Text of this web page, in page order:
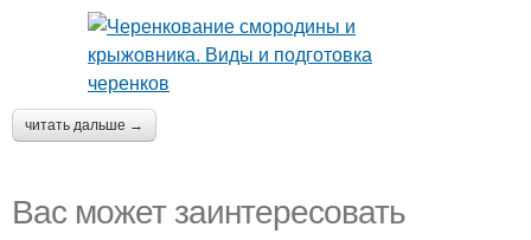
читать дальше →
Вас может заинтересовать